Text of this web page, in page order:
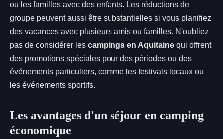
ou les familles avec des enfants. Les réductions de
groupe peuvent aussi être substantielles si vous planifiez
des vacances avec plusieurs amis ou familles. N'oubliez
pas de considérer les campings en Aquitaine qui offrent
des promotions spéciales pour des périodes ou des
événements particuliers, comme les festivals locaux ou
les événements sportifs.
Les avantages d'un séjour en camping
économique